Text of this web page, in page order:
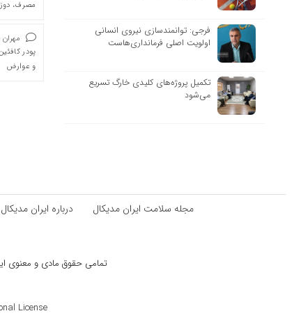
فرجی: توانمندسازی نیروی انسانی
اولویت اصلی فرمانداری‌هاست
تکمیل پروژه‌های کلیدی خارگ تسریع
می‌شود
مصرف،
پودر
و عوارض
مجله سلامت ایران مدیکال درباره ایران مدیکال
تمامی حقوق مادی و معنوی
License ©️